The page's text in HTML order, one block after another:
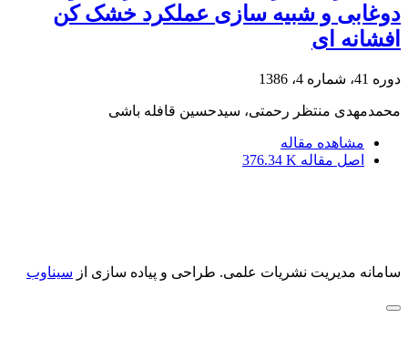
دوغابی و شبیه سازی عملکرد خشک کن
افشانه ای
دوره 41، شماره 4، 1386
محمدمهدی منتظر رحمتی، سیدحسین قافله باشی
مشاهده مقاله
اصل مقاله 376.34 K
سامانه مدیریت نشریات علمی. طراحی و پیاده سازی از سیناوب